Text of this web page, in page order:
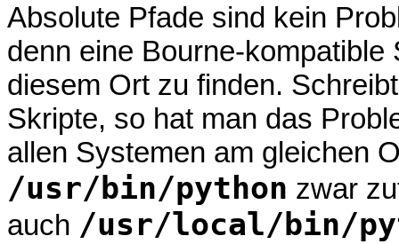
Absolute Pfade sind kein
denn eine Bourne-
diesem Ort zu finden.
Skripte, so hat man das
allen Systemen am gleichen
/usr/bin/python zwar
auch /usr/local/bin/